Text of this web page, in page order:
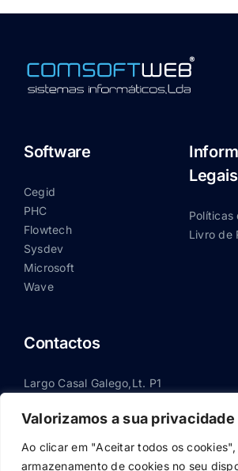
Valorizamos a sua privacidade
Ao clicar em "Aceitar todos os
armazenamento de cookies no seu
Software
Cegid
PHC
Flowtech
Sysdev
Microsoft
Wave
Legais
Políticas
Livro de
Contactos
Largo Casal Galego,Lt. P1
236 210 600(chamada para rede fixa nacional)
236 210 600 (chamada para rede fixa